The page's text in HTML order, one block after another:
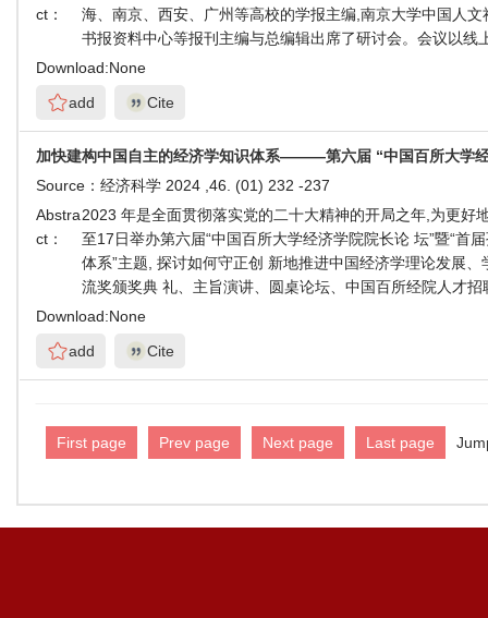
ct：
海、南京、西安、广州等高校的学报主编,南京大学中国人
书报资料中心等报刊主编与总编辑出席了研讨会。会议以线
Download:None
add
Cite
加快建构中国自主的经济学知识体系———第六届 “中国百所大学
Source： 经济科学 2024 ,46. (01) 232 -237
Abstra
ct：
2023 年是全面贯彻落实党的二十大精神的开局之年,为更
至17日举办第六届“中国百所大学经济学院院长论 坛”暨“首
体系”主题, 探讨如何守正创 新地推进中国经济学理论发展
流奖颁奖典 礼、主旨演讲、圆桌论坛、中国百所经院人才
Download:None
add
Cite
First page Prev page Next page Last page